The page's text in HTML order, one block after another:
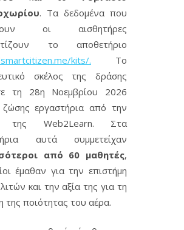
. Τα δεδομένα που
οι αισθητήρες
το αποθετήριο
kits/. Το
σκέλος της δράσης
τη 28η Νοεμβρίου 2026
εργαστήρια από την
της Web2Learn. Στα
αυτά συμμετείχαν
από 60 μαθητές,
έμαθαν για την επιστήμη
και την αξία της για τη
της ποιότητας του αέρα.